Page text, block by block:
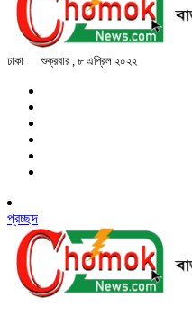
ঢাকা শুক্রবার , ৮ এপ্রিল ২০২২
প্রচ্ছদ